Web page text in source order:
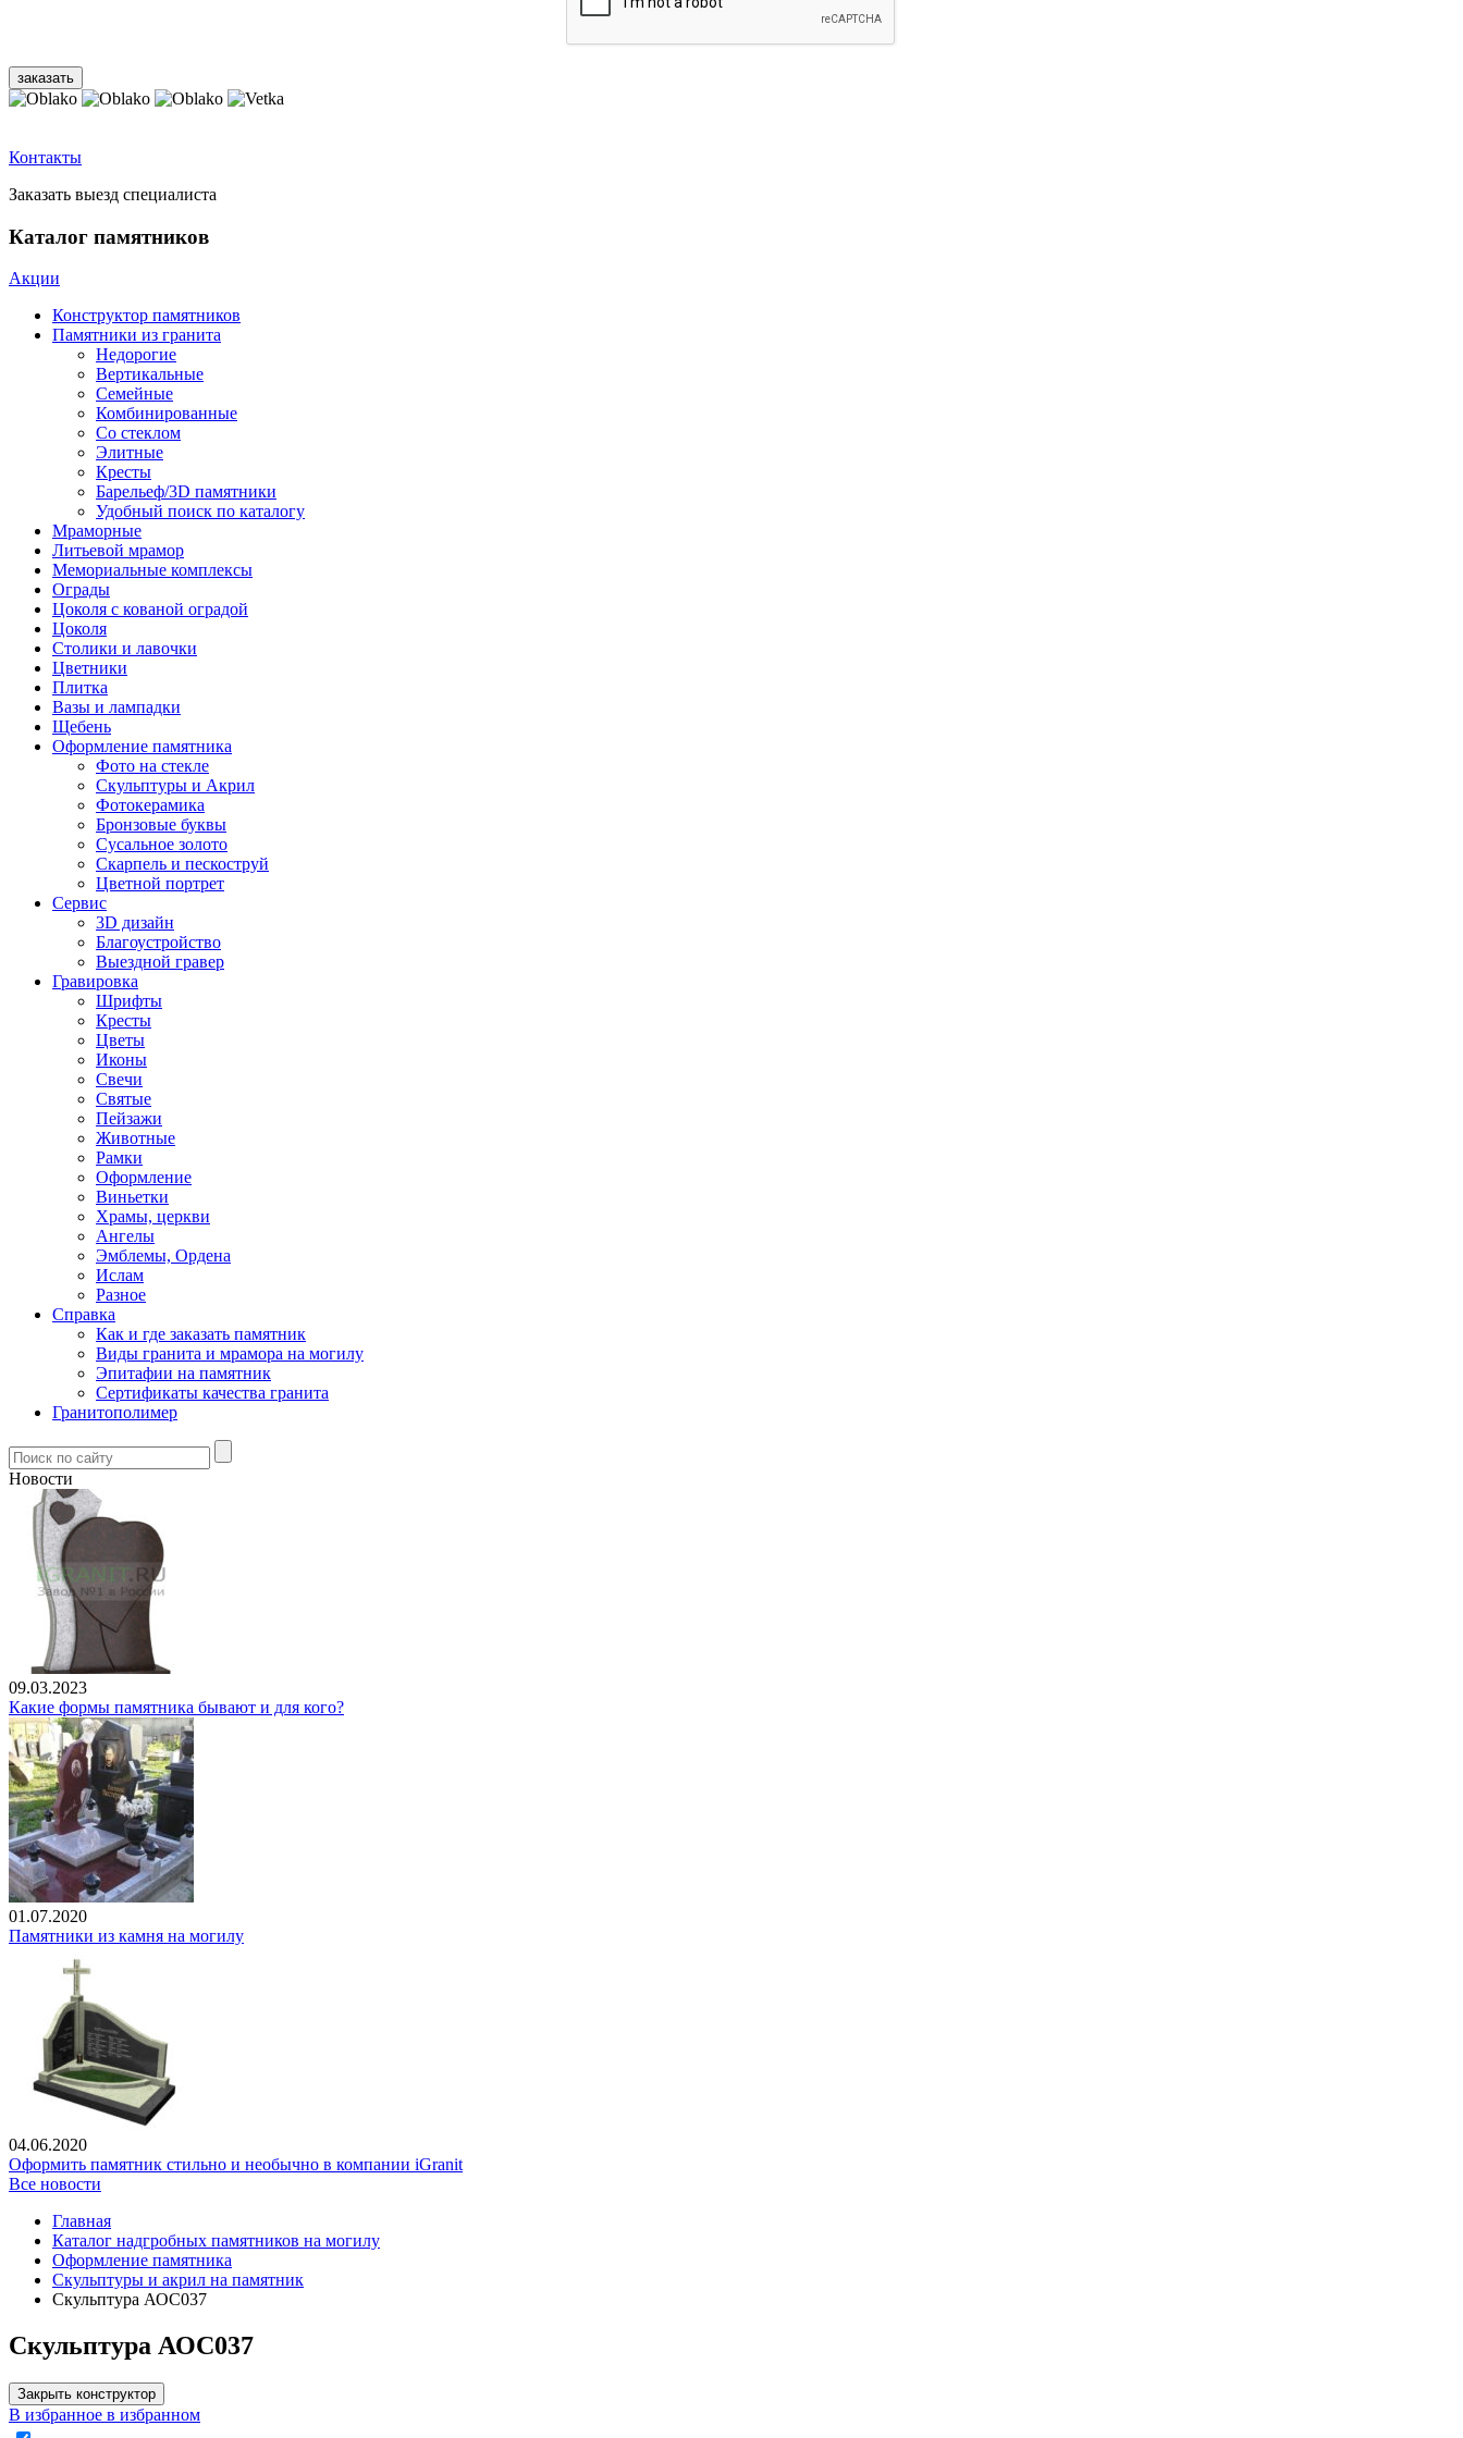
Контакты
Заказать выезд специалиста
Каталог памятников
Акции
Конструктор памятников
Памятники из гранита
Недорогие
Вертикальные
Семейные
Комбинированные
Со стеклом
Элитные
Кресты
Барельеф/3D памятники
Удобный поиск по каталогу
Мраморные
Литьевой мрамор
Мемориальные комплексы
Ограды
Цоколя с кованой оградой
Цоколя
Столики и лавочки
Цветники
Плитка
Вазы и лампадки
Щебень
Оформление памятника
Фото на стекле
Скульптуры и Акрил
Фотокерамика
Бронзовые буквы
Сусальное золото
Скарпель и пескоструй
Цветной портрет
Сервис
3D дизайн
Благоустройство
Выездной гравер
Гравировка
Шрифты
Кресты
Цветы
Иконы
Свечи
Святые
Пейзажи
Животные
Рамки
Оформление
Виньетки
Храмы, церкви
Ангелы
Эмблемы, Ордена
Ислам
Разное
Справка
Как и где заказать памятник
Виды гранита и мрамора на могилу
Эпитафии на памятник
Сертификаты качества гранита
Гранитополимер
Новости
09.03.2023
Какие формы памятника бывают и для кого?
01.07.2020
Памятники из камня на могилу
04.06.2020
Оформить памятник стильно и необычно в компании iGranit
Все новости
Главная
Каталог надгробных памятников на могилу
Оформление памятника
Скульптуры и акрил на памятник
Скульптура АОС037
Скульптура АОС037
Закрыть конструктор
В избранное в избранном